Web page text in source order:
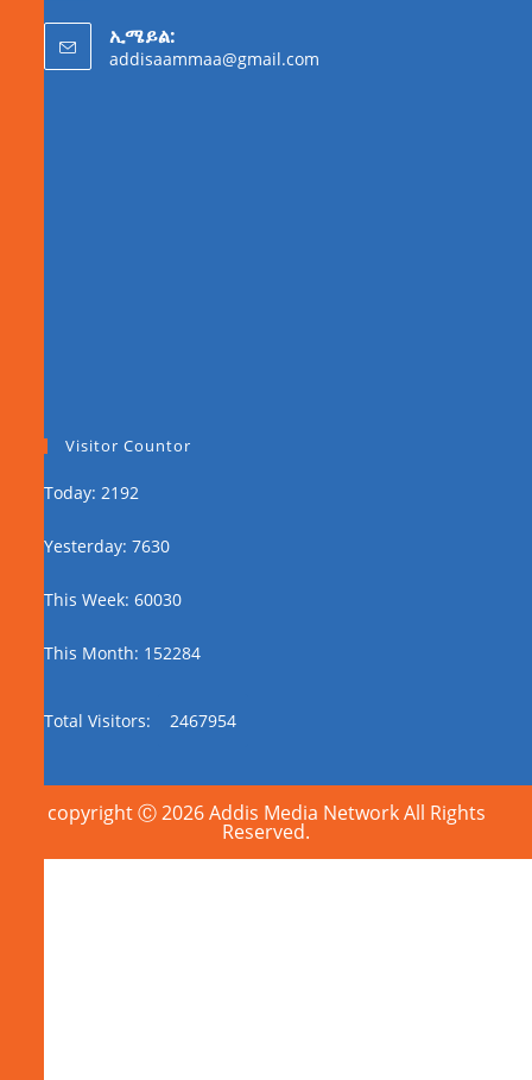
ኢሜይል:
addisaammaa@gmail.com
Visitor Countor
Today: 2192
Yesterday: 7630
This Week: 60030
This Month: 152284
Total Visitors: 2467954
copyright Ⓒ 2026 Addis Media Network All Rights
Reserved.